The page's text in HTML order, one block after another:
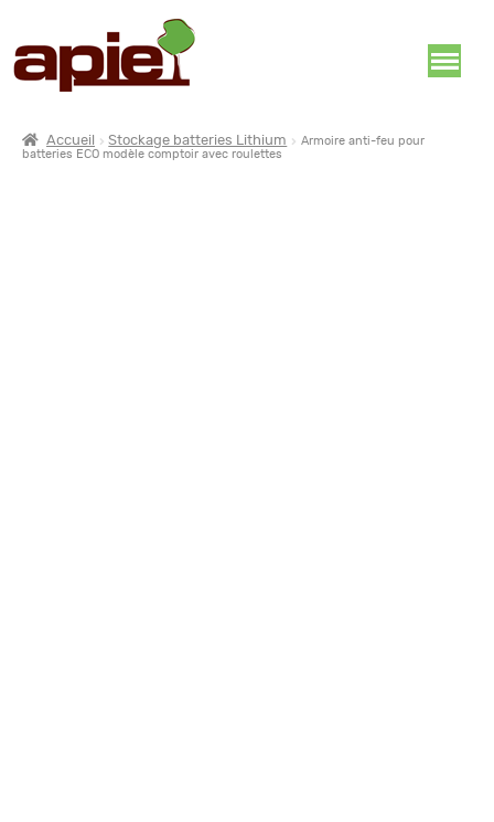
Accueil Stockage batteries Lithium
Armoire anti-feu pour
batteries ECO modèle comptoir avec roulettes